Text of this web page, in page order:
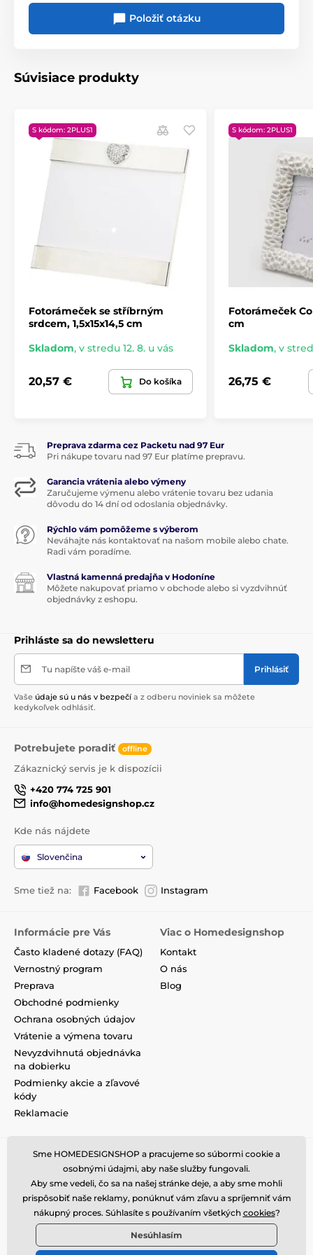
Položiť otázku
Súvisiace produkty
S kódom: 2PLUS1
Fotorámeček se stříbrným
srdcem, 1,5x15x14,5 cm
Skladom, v stredu 12. 8. u vás
20,57 € Do košíka
S kódom: 2PLUS1
Fotorámeček
cm
Skladom, v
26,75 €
Preprava zdarma cez Packetu nad 97 Eur
Pri nákupe tovaru nad 97 Eur platíme prepravu.
Garancia vrátenia alebo výmeny
Zaručujeme výmenu alebo vrátenie tovaru bez udania
dôvodu do 14 dní od odoslania objednávky.
Rýchlo vám pomôžeme s výberom
Neváhajte nás kontaktovať na našom mobile alebo chate.
Radi vám poradíme.
Vlastná kamenná predajňa v Hodoníne
Môžete nakupovať priamo v obchode alebo si vyzdvihnúť
objednávky z eshopu.
Prihláste sa do newsletteru
Tu napíšte váš e-mail Prihlásiť
Vaše údaje sú u nás v bezpečí a z odberu noviniek sa môžete
kedykoľvek odhlásiť.
Potrebujete poradiť offline
Zákaznický servis je k dispozícii
+420 774 725 901
info@homedesignshop.cz
Kde nás nájdete
Slovenčina
Sme tiež na: Facebook Instagram
Informácie pre Vás
Často kladené dotazy (FAQ)
Vernostný program
Preprava
Obchodné podmienky
Ochrana osobných údajov
Vrátenie a výmena tovaru
Nevyzdvihnutá objednávka
na dobierku
Podmienky akcie a zľavové
kódy
Reklamacie
Viac o Homedesignshop
Kontakt
O nás
Blog
Sme HOMEDESIGNSHOP a pracujeme so súbormi cookie a
osobnými údajmi, aby naše služby fungovali.
Aby sme vedeli, čo sa na našej stránke deje, a aby sme mohli
prispôsobiť naše reklamy, ponúknuť vám zľavu a spríjemniť vám
nákupný proces. Súhlasíte s používaním všetkých cookies?
Nesúhlasím